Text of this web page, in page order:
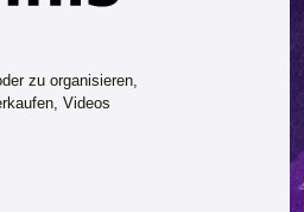
zu organisieren,
Videos